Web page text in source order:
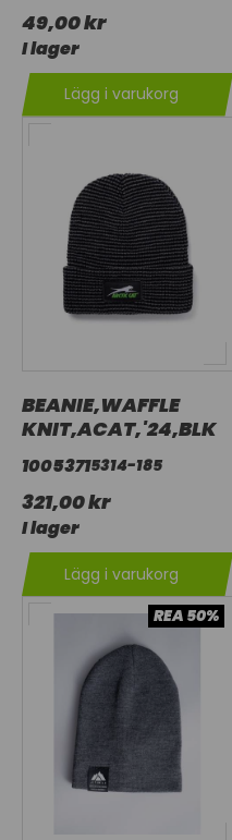
49,00 kr
I lager
Lägg i varukorg
BEANIE,WAFFLE
KNIT,ACAT,'24,BLK
10053715314-185
321,00 kr
I lager
Lägg i varukorg
REA 50%